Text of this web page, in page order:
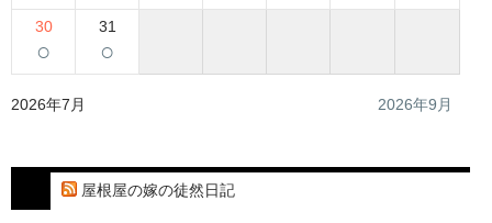
30
○
31
○
2026年7月 2026年9月
屋根屋の嫁の徒然日記